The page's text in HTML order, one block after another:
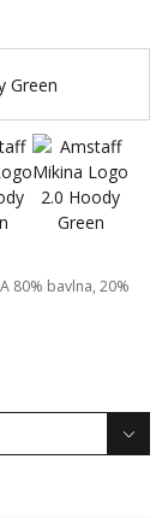
80% bavlna, 20%